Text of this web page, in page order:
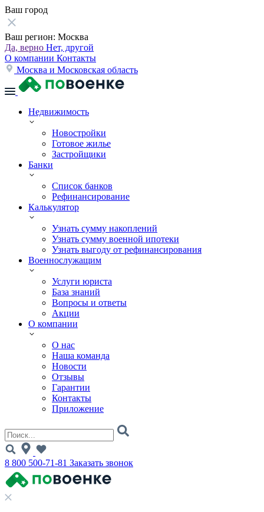
Ваш город
Ваш регион: Москва
Да, верно Нет, другой
О компании Контакты
Москва и Московская область
Недвижимость
Новостройки
Готовое жилье
Застройщики
Банки
Список банков
Рефинансирование
Калькулятор
Узнать сумму накоплений
Узнать сумму военной ипотеки
Узнать выгоду от рефинансирования
Военнослужащим
Услуги юриста
База знаний
Вопросы и ответы
Акции
О компании
О нас
Наша команда
Новости
Отзывы
Гарантии
Контакты
Приложение
8 800 500-71-81 Заказать звонок